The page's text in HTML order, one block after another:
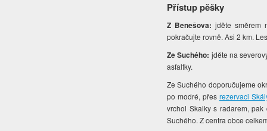
Přístup pěšky
Z Benešova: jděte směrem
pokračujte rovně. Asi 2 km.
Ze Suchého: jděte na
asfaltky.
Ze Suchého doporučujeme
po modré, přes rezervaci
vrchol Skalky s radarem,
Suchého. Z centra obce